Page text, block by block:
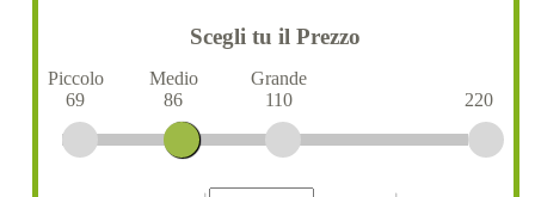
Scegli tu il Prezzo
Piccolo
69
Medio
86
Grande
110
220